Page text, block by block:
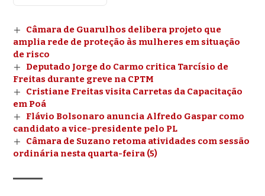
Câmara de Guarulhos delibera projeto que
amplia rede de proteção às mulheres em situação
de risco
Deputado Jorge do Carmo critica Tarcísio de
Freitas durante greve na CPTM
Cristiane Freitas visita Carretas da Capacitação
em Poá
Flávio Bolsonaro anuncia Alfredo Gaspar como
candidato a vice-presidente pelo PL
Câmara de Suzano retoma atividades com sessão
ordinária nesta quarta-feira (5)